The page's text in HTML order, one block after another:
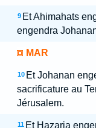
9 Et Ahimahats
engendra
MAR
10 Et Johanan
sacrificature au
Jérusalem.
11 Et Hazaria